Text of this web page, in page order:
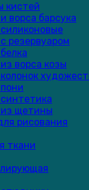
кистей
ворса барсука
резервуаром
ворса козы
щетины
рисования
ткани